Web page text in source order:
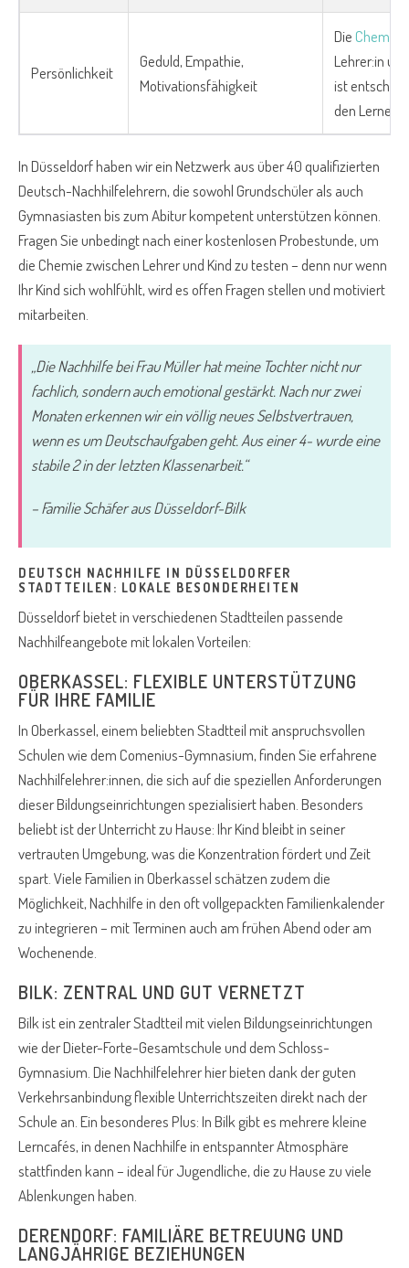
Persönlichkeit
Geduld, Empathie,
Motivationsfähigkeit
DieChemie
Lehrer:in
ist
den
In Düsseldorf haben wir ein Netzwerk aus über 40 qualifizierten
Deutsch-Nachhilfelehrern, die sowohl Grundschüler als auch
Gymnasiasten bis zum Abitur kompetent unterstützen können.
Fragen Sie unbedingt nach einer kostenlosen Probestunde, um
die Chemie zwischen Lehrer und Kind zu testen – denn nur wenn
Ihr Kind sich wohlfühlt, wird es offen Fragen stellen und motiviert
mitarbeiten.
„Die Nachhilfe bei Frau Müller hat meine Tochter nicht nur
fachlich, sondern auch emotional gestärkt. Nach nur zwei
Monaten erkennen wir ein völlig neues Selbstvertrauen,
wenn es um Deutschaufgaben geht. Aus einer 4- wurde eine
stabile 2 in der letzten Klassenarbeit.“
– Familie Schäfer aus Düsseldorf-Bilk
DEUTSCH NACHHILFE IN DÜSSELDORFER
STADTTEILEN: LOKALE BESONDERHEITEN
Düsseldorf bietet in verschiedenen Stadtteilen passende
Nachhilfeangebote mit lokalen Vorteilen:
OBERKASSEL: FLEXIBLE UNTERSTÜTZUNG
FÜR IHRE FAMILIE
In Oberkassel, einem beliebten Stadtteil mit anspruchsvollen
Schulen wie dem Comenius-Gymnasium, finden Sie erfahrene
Nachhilfelehrer:innen, die sich auf die speziellen Anforderungen
dieser Bildungseinrichtungen spezialisiert haben. Besonders
beliebt ist der Unterricht zu Hause: Ihr Kind bleibt in seiner
vertrauten Umgebung, was die Konzentration fördert und Zeit
spart. Viele Familien in Oberkassel schätzen zudem die
Möglichkeit, Nachhilfe in den oft vollgepackten Familienkalender
zu integrieren – mit Terminen auch am frühen Abend oder am
Wochenende.
BILK: ZENTRAL UND GUT VERNETZT
Bilk ist ein zentraler Stadtteil mit vielen Bildungseinrichtungen
wie der Dieter-Forte-Gesamtschule und dem Schloss-
Gymnasium. Die Nachhilfelehrer hier bieten dank der guten
Verkehrsanbindung flexible Unterrichtszeiten direkt nach der
Schule an. Ein besonderes Plus: In Bilk gibt es mehrere kleine
Lerncafés, in denen Nachhilfe in entspannter Atmosphäre
stattfinden kann – ideal für Jugendliche, die zu Hause zu viele
Ablenkungen haben.
DERENDORF: FAMILIÄRE BETREUUNG UND
LANGJÄHRIGE BEZIEHUNGEN